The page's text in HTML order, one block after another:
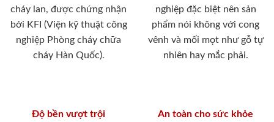
cháy lan, được chứng nhận
bởi KFI (Viện kỹ thuật công
nghiệp Phòng cháy chữa
cháy Hàn Quốc).
nghiệp đặc biệt nên sản
phẩm nói không với cong
vênh và mối mọt như gỗ tự
nhiên hay mắc phải.
Độ bền vượt trội An toàn cho sức khỏe